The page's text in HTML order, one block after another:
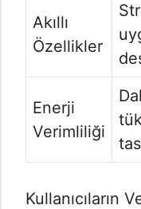
Akıllı
Özellikler
Enerji
Verimliliği
Kullanıcıların